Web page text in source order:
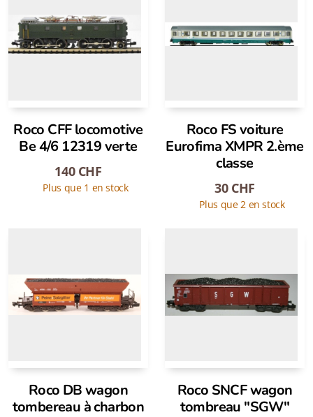
Roco CFF locomotive
Be 4/6 12319 verte
140CHF
Plus que 1 en stock
Roco FS voiture
Eurofima XMPR 2.ème
classe
30CHF
Plus que 2 en stock
Roco DB wagon
tombereau à charbon
Roco SNCF wagon
tombreau "SGW"